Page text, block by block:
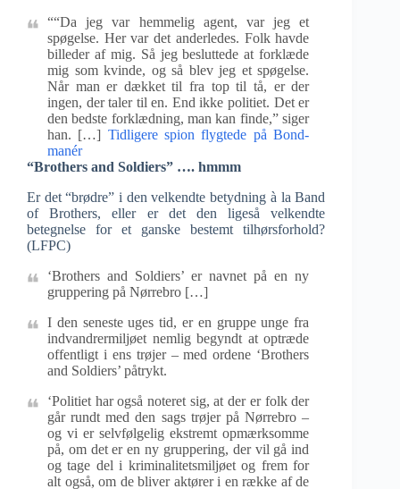
““Da jeg var hemmelig agent, var jeg et
spøgelse. Her var det anderledes. Folk havde
billeder af mig. Så jeg besluttede at forklæde
mig som kvinde, og så blev jeg et spøgelse.
Når man er dækket til fra top til tå, er der
ingen, der taler til en. End ikke politiet. Det er
den bedste forklædning, man kan finde,” siger
han. […] Tidligere spion flygtede på Bond-
manér
“Brothers and Soldiers” …. hmmm
Er det “brødre” i den velkendte betydning à la Band
of Brothers, eller er det den ligeså velkendte
betegnelse for et ganske bestemt tilhørsforhold?
(LFPC)
‘Brothers and Soldiers’ er navnet på en ny
gruppering på Nørrebro […]
I den seneste uges tid, er en gruppe unge fra
indvandrermiljøet nemlig begyndt at optræde
offentligt i ens trøjer – med ordene ‘Brothers
and Soldiers’ påtrykt.
‘Politiet har også noteret sig, at der er folk der
går rundt med den sags trøjer på Nørrebro –
og vi er selvfølgelig ekstremt opmærksomme
på, om det er en ny gruppering, der vil gå ind
og tage del i kriminalitetsmiljøet og frem for
alt også, om de bliver aktører i en række af de